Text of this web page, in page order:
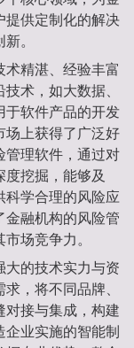
提供定制化的解决
。
术精湛、经验丰富
术，如大数据、
于软件产品的开发
场上获得了广泛好
管理软件，通过对
挖掘，能够及
科学合理的风险应
金融机构的风险管
场竞争力。
大的技术实力与资
，将不同品牌、
对接与集成，构建
业实施的智能制